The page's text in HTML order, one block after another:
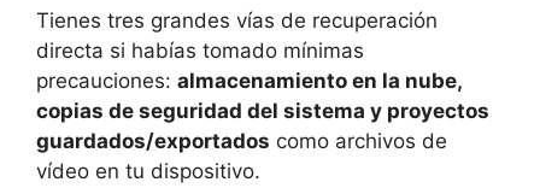
Tienes tres grandes vías de recuperación
directa si habías tomado mínimas
precauciones: almacenamiento en la nube,
copias de seguridad del sistema y proyectos
guardados/exportados como archivos de
vídeo en tu dispositivo.